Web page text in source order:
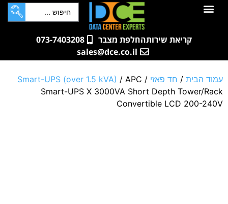
לתוכן
קריאת שירותהחלפת מצבר
073-7403208
sales@dce.co.il
עמוד הבית / חד פאזי /
Smart-UPS (over 1.5 kVA) / APC
Smart-UPS X 3000VA Short Depth Tower/Rack
Convertible LCD 200-240V